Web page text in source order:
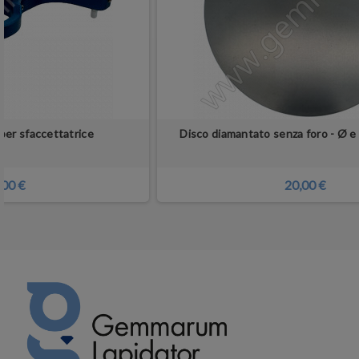
sfaccettatrice
€
Disco diamantato senza foro - Ø e
20,00 €